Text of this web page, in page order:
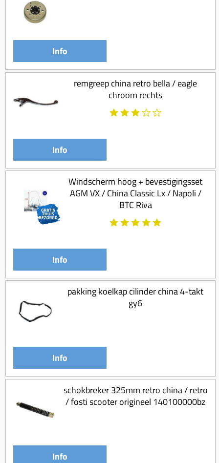
Info
remgreep china retro bella / eagle
chroom rechts
Info
Windscherm hoog + bevestigingsset
AGM VX / China Classic Lx / Napoli /
BTC Riva
Info
pakking koelkap cilinder china 4-takt
gy6
Info
schokbreker 325mm retro china / retro
/ fosti scooter origineel 140100000bz
Info